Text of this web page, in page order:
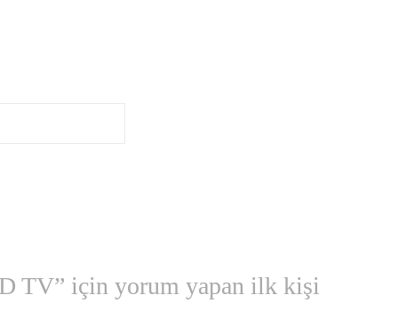
TV” için yorum yapan ilk kişi